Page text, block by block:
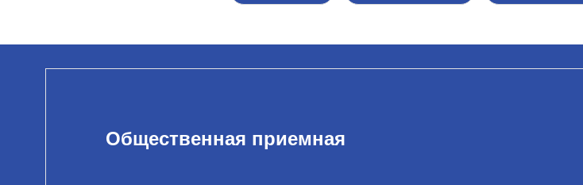
Общественная приемная